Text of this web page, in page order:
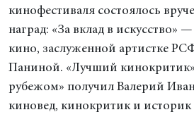
кинофестиваля состоялось
наград: «За вклад в искусство»
кино, заслуженной артистке
Паниной. «Лучший
рубежом» получил Валерий
киновед, кинокритик и историк